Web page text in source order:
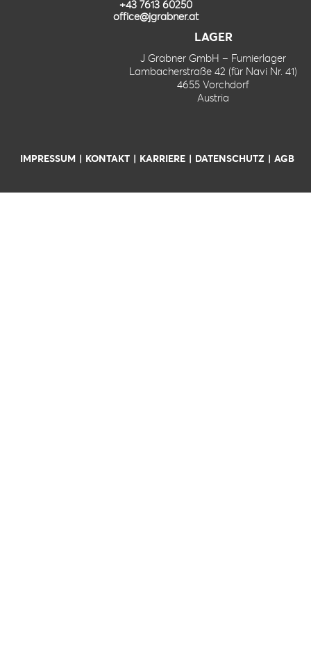
+43 7613 60250
office@jgrabner.at
LAGER
J Grabner GmbH – Furnierlager
Lambacherstraße 42 (für Navi Nr. 41)
4655 Vorchdorf
Austria
IMPRESSUM KONTAKT KARRIERE DATENSCHUTZ AGB